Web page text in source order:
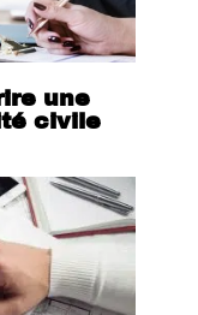
une
civile